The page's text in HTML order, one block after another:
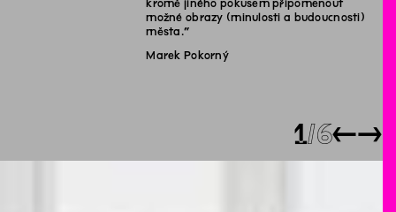
kromě jiného pokusem připomenout
možné obrazy (minulosti a budoucnosti)
města.“
Marek Pokorný
1 6←→